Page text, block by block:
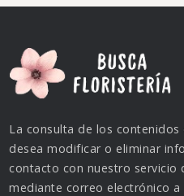
La consulta de los
desea modificar o eliminar
contacto con nuestro servicio
mediante correo electrónico a